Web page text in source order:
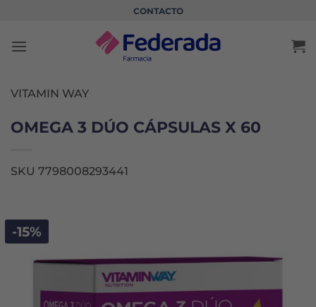
contenido
CONTACTO
VITAMIN WAY
OMEGA 3 DÚO CÁPSULAS X 60
SKU 7798008293441
-15%